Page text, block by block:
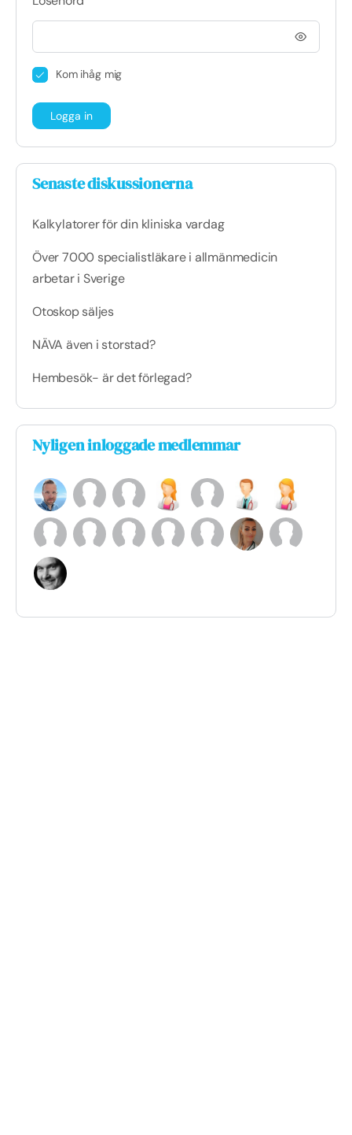
Kom ihåg mig
Senaste diskussionerna
Kalkylatorer för din kliniska vardag
Över 7000 specialistläkare i allmänmedicin
arbetar i Sverige
Otoskop säljes
NÄVA även i storstad?
Hembesök- är det förlegad?
Nyligen inloggade medlemmar